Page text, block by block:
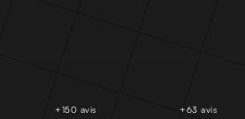
+150 avis +63 avis